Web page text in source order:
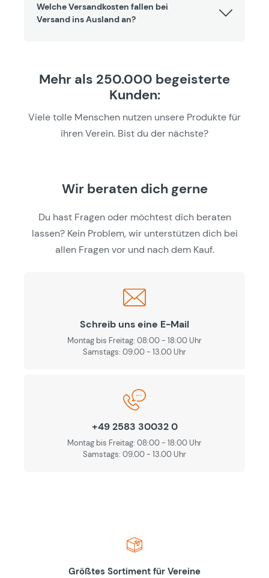
Welche Versandkosten fallen bei
Versand ins Ausland an?
Mehr als 250.000 begeisterte
Kunden:
Viele tolle Menschen nutzen unsere Produkte für
ihren Verein. Bist du der nächste?
Wir beraten dich gerne
Du hast Fragen oder möchtest dich beraten
lassen? Kein Problem, wir unterstützen dich bei
allen Fragen vor und nach dem Kauf.
Schreib uns eine E-Mail
Montag bis Freitag: 08:00 - 18:00 Uhr
Samstags: 09.00 - 13.00 Uhr
+49 2583 30032 0
Montag bis Freitag: 08:00 - 18:00 Uhr
Samstags: 09.00 - 13.00 Uhr
Größtes Sortiment für Vereine